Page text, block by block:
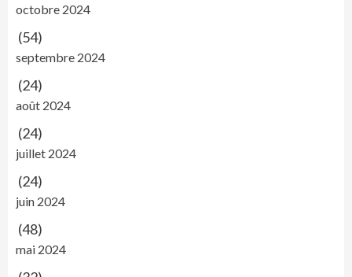
octobre 2024
(54)
septembre 2024
(24)
août 2024
(24)
juillet 2024
(24)
juin 2024
(48)
mai 2024